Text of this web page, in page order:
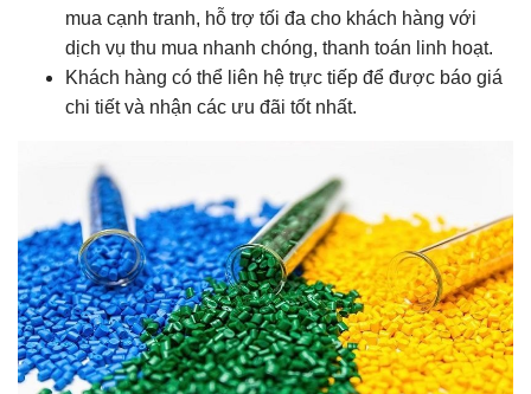
mua cạnh tranh, hỗ trợ tối đa cho khách hàng với
dịch vụ thu mua nhanh chóng, thanh toán linh hoạt.
Khách hàng có thể liên hệ trực tiếp để được báo giá
chi tiết và nhận các ưu đãi tốt nhất.